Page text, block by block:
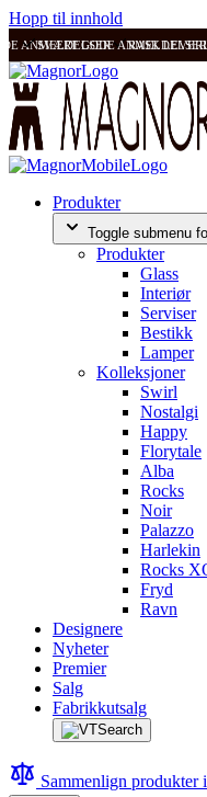
Hopp til innhold
ANMELDELSER RASK
SVÆRT GODE ANMELDELSER
Produkter
Toggle submenu
Produkter
Glass
Interiør
Serviser
Bestikk
Lamper
Kolleksjoner
Swirl
Nostalgi
Happy
Florytale
Alba
Rocks
Noir
Palazzo
Harlekin
Rocks
Fryd
Ravn
Designere
Nyheter
Premier
Salg
Fabrikkutsalg
Sammenlign produkter